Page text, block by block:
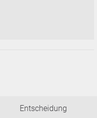
Entscheidung